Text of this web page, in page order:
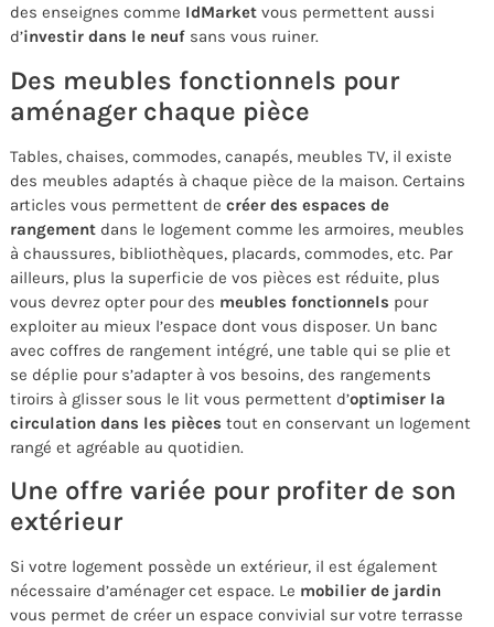
des enseignes comme IdMarket vous permettent aussi
d’investir dans le neuf sans vous ruiner.
Des meubles fonctionnels pour
aménager chaque pièce
Tables, chaises, commodes, canapés, meubles TV, il existe
des meubles adaptés à chaque pièce de la maison. Certains
articles vous permettent de créer des espaces de
rangement dans le logement comme les armoires, meubles
à chaussures, bibliothèques, placards, commodes, etc. Par
ailleurs, plus la superficie de vos pièces est réduite, plus
vous devrez opter pour des meubles fonctionnels pour
exploiter au mieux l’espace dont vous disposer. Un banc
avec coffres de rangement intégré, une table qui se plie et
se déplie pour s’adapter à vos besoins, des rangements
tiroirs à glisser sous le lit vous permettent d’optimiser la
circulation dans les pièces tout en conservant un logement
rangé et agréable au quotidien.
Une offre variée pour profiter de son
extérieur
Si votre logement possède un extérieur, il est également
nécessaire d’aménager cet espace. Le mobilier de jardin
vous permet de créer un espace convivial sur votre terrasse